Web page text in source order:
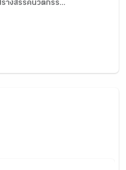
างสรรค์นวัตกรร...